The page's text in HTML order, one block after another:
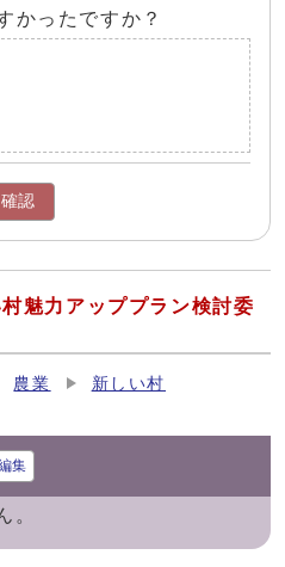
かったですか？
確認
魅力アッププラン検討委
農業 新しい村
集
。